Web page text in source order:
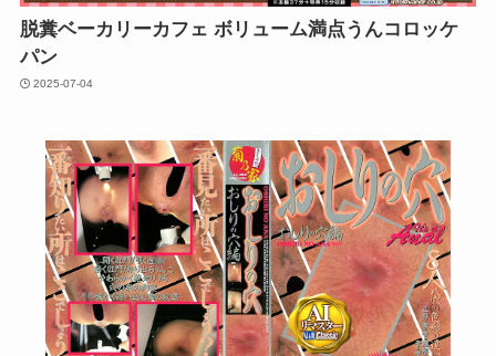
脱糞ベーカリーカフェ ボリューム満点うんコロッケ
パン
2025-07-04